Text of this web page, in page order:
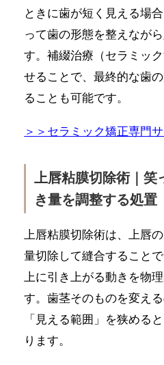
ときに歯が短く見える場
って歯の形態を整えなが
す。補綴治療（セラミッ
せることで、最終的な歯
ることも可能です。
＞＞セラミック矯正専門
上唇粘膜切除術｜笑
き量を調整する処置
上唇粘膜切除術は、上唇
量切除して縫合すること
上に引き上がる動きを物
す。歯茎そのものを変え
「見える範囲」を狭める
ります。